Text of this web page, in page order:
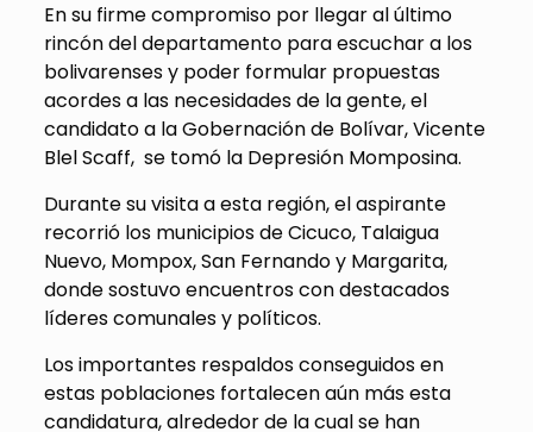
En su firme compromiso por llegar al último
rincón del departamento para escuchar a los
bolivarenses y poder formular propuestas
acordes a las necesidades de la gente, el
candidato a la Gobernación de Bolívar, Vicente
Blel Scaff, se tomó la Depresión Momposina.
Durante su visita a esta región, el aspirante
recorrió los municipios de Cicuco, Talaigua
Nuevo, Mompox, San Fernando y Margarita,
donde sostuvo encuentros con destacados
líderes comunales y políticos.
Los importantes respaldos conseguidos en
estas poblaciones fortalecen aún más esta
candidatura, alrededor de la cual se han